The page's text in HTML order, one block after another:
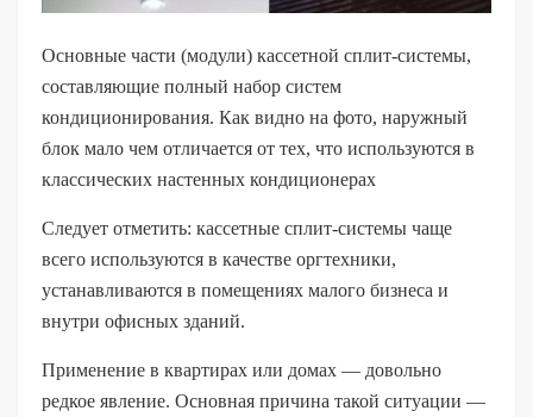
Основные части (модули) кассетной сплит-системы,
составляющие полный набор систем
кондиционирования. Как видно на фото, наружный
блок мало чем отличается от тех, что используются в
классических настенных кондиционерах
Следует отметить: кассетные сплит-системы чаще
всего используются в качестве оргтехники,
устанавливаются в помещениях малого бизнеса и
внутри офисных зданий.
Применение в квартирах или домах — довольно
редкое явление. Основная причина такой ситуации —